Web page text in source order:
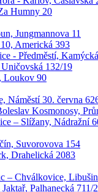
Humny 20
Jungmannova 11
Americká 393
- Předměstí,
132/19
Loukov 90
Náměstí 30. června
Kosmonosy,
– Slížany, Nádražní
Suvorovova 154
Drahelická 2083
– Chválkovice,
Palhanecká 711/